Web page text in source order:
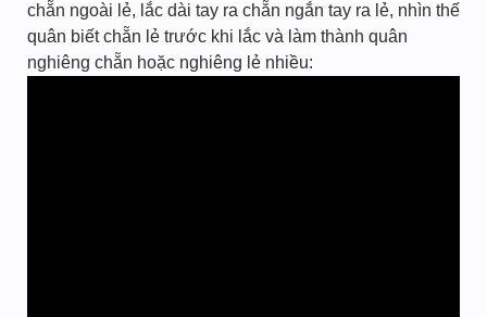
chẵn ngoài lẻ, lắc dài tay ra chẵn ngắn tay ra lẻ, nhìn thế
quân biết chẵn lẻ trước khi lắc và làm thành quân
nghiêng chẵn hoặc nghiêng lẻ nhiều: